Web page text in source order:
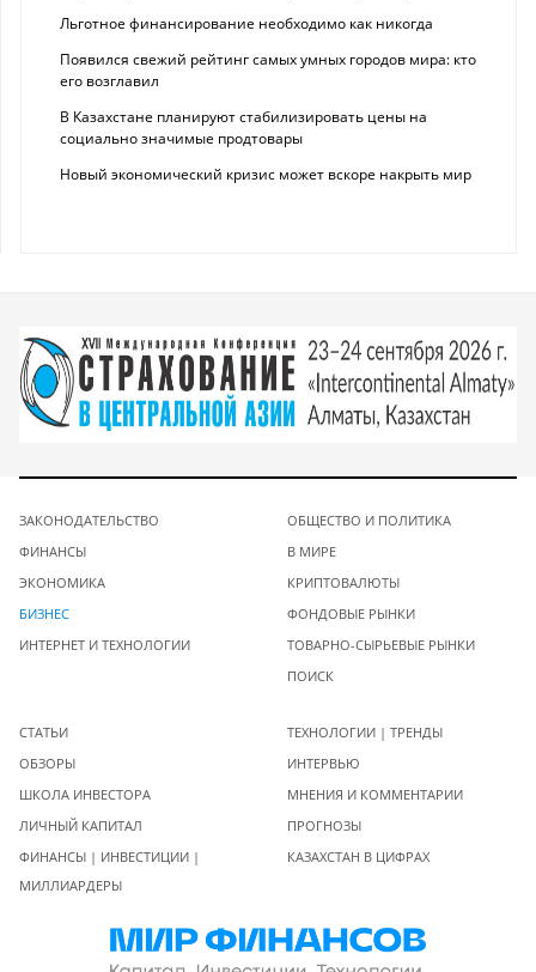
Льготное финансирование необходимо как никогда
Появился свежий рейтинг самых умных городов мира: кто
его возглавил
В Казахстане планируют стабилизировать цены на
социально значимые продтовары
Новый экономический кризис может вскоре накрыть мир
ЗАКОНОДАТЕЛЬСТВО
ФИНАНСЫ
ЭКОНОМИКА
БИЗНЕС
ИНТЕРНЕТ И ТЕХНОЛОГИИ
ОБЩЕСТВО И ПОЛИТИКА
В МИРЕ
КРИПТОВАЛЮТЫ
ФОНДОВЫЕ РЫНКИ
ТОВАРНО-СЫРЬЕВЫЕ РЫНКИ
ПОИСК
СТАТЬИ
ОБЗОРЫ
ШКОЛА ИНВЕСТОРА
ЛИЧНЫЙ КАПИТАЛ
ФИНАНСЫ | ИНВЕСТИЦИИ |
МИЛЛИАРДЕРЫ
ТЕХНОЛОГИИ | ТРЕНДЫ
ИНТЕРВЬЮ
МНЕНИЯ И КОММЕНТАРИИ
ПРОГНОЗЫ
КАЗАХСТАН В ЦИФРАХ